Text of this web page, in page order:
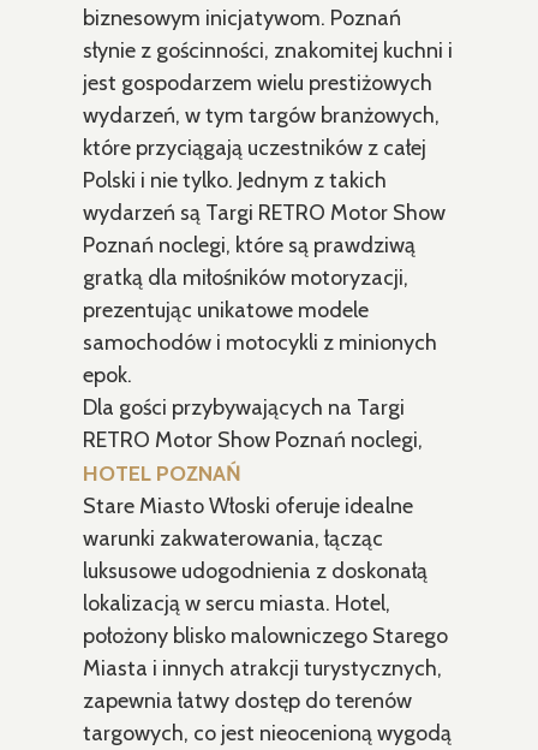
biznesowym inicjatywom. Poznań
słynie z gościnności, znakomitej kuchni i
jest gospodarzem wielu prestiżowych
wydarzeń, w tym targów branżowych,
które przyciągają uczestników z całej
Polski i nie tylko. Jednym z takich
wydarzeń są Targi RETRO Motor Show
Poznań noclegi, które są prawdziwą
gratką dla miłośników motoryzacji,
prezentując unikatowe modele
samochodów i motocykli z minionych
epok.
Dla gości przybywających na Targi
RETRO Motor Show Poznań noclegi,
HOTEL POZNAŃ
Stare Miasto Włoski oferuje idealne
warunki zakwaterowania, łącząc
luksusowe udogodnienia z doskonałą
lokalizacją w sercu miasta. Hotel,
położony blisko malowniczego Starego
Miasta i innych atrakcji turystycznych,
zapewnia łatwy dostęp do terenów
targowych, co jest nieocenioną wygodą